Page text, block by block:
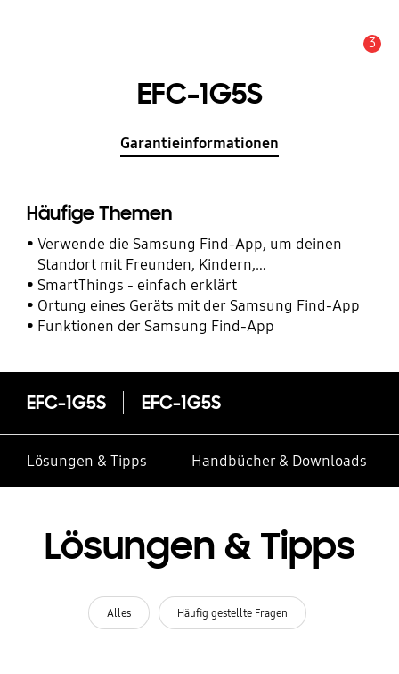
3
EFC-1G5S
Garantieinformationen
Häufige Themen
Verwende die Samsung Find-App, um deinen
Standort mit Freunden, Kindern,
Familienmitgliedern und anderen Kontakten zu
teilen
SmartThings - einfach erklärt
Ortung eines Geräts mit der Samsung Find-App
Funktionen der Samsung Find-App
EFC-1G5S EFC-1G5S
Lösungen & Tipps Handbücher & Downloads
Lösungen & Tipps
Alles Häufig gestellte Fragen